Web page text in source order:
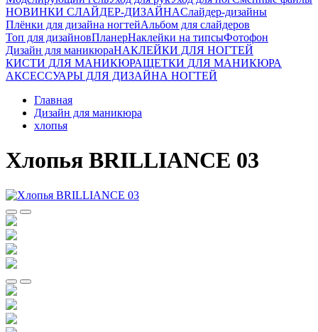
НОВИНКИ СЛАЙДЕР-ДИЗАЙНАСлайдер-дизайны
Плёнки для дизайна ногтейАльбом для слайдеров
Топ для дизайновПланерНаклейки на типсыФотофон
Дизайн для маникюраНАКЛЕЙКИ ДЛЯ НОГТЕЙ
КИСТИ ДЛЯ МАНИКЮРАЩЕТКИ ДЛЯ МАНИКЮРА
АКСЕССУАРЫ ДЛЯ ДИЗАЙНА НОГТЕЙ
Главная
Дизайн для маникюра
хлопья
Хлопья BRILLIANCE 03